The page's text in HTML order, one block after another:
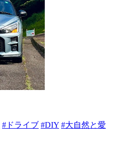
#ドライブ #DIY #大自然と愛